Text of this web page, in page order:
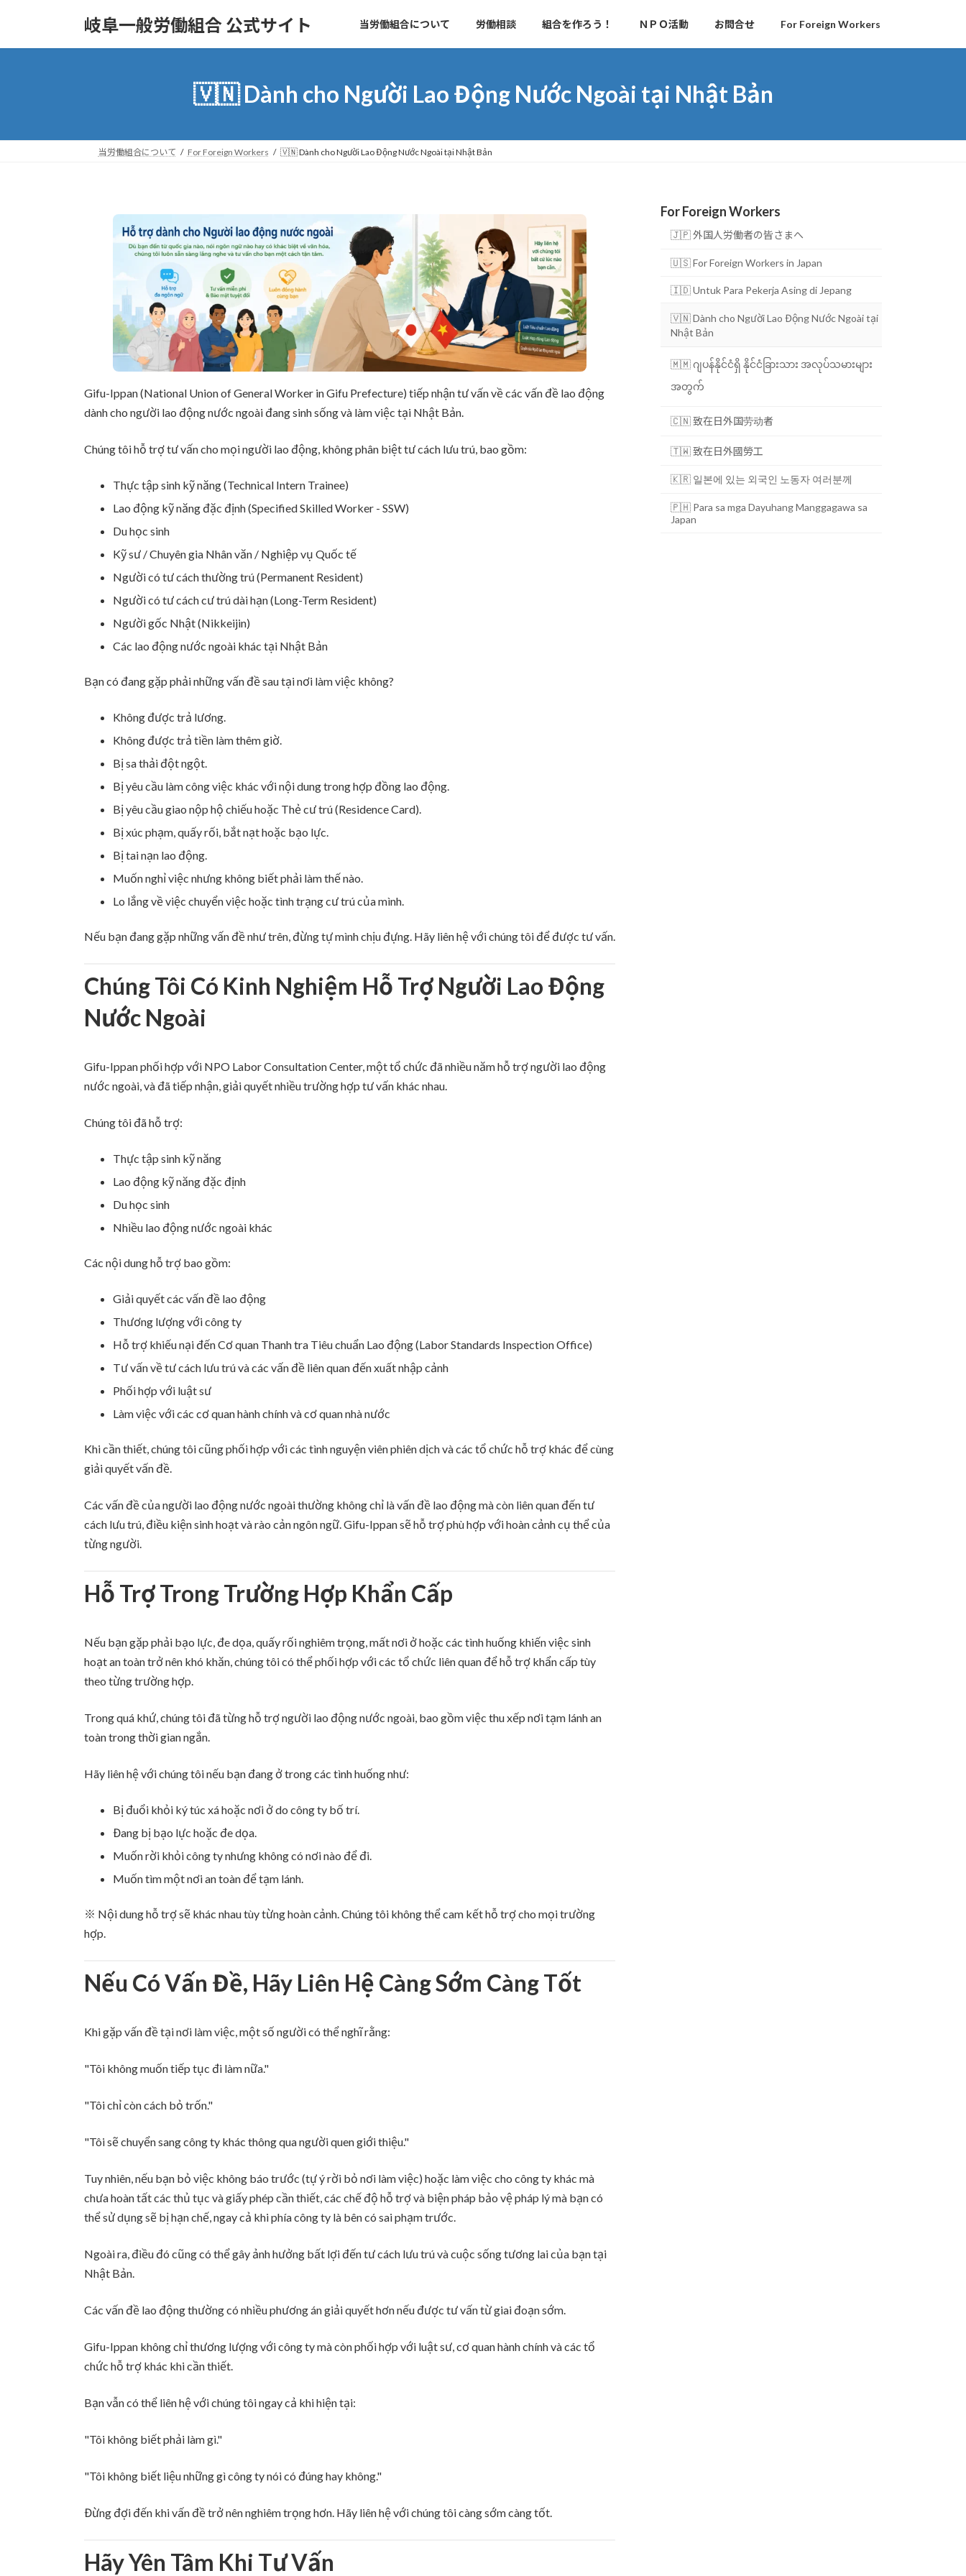
岐阜一般労働組合 公式サイト 当労働組合について 労働相談 組合を作ろう！ ＮＰＯ活動 お問合せ For Foreign Workers
🇻🇳 Dành cho Người Lao Động Nước Ngoài tại Nhật Bản
当労働組合について For Foreign Workers 🇻🇳 Dành cho Người Lao Động Nước Ngoài tại Nhật Bản
Gifu-Ippan (National Union of General Worker in Gifu Prefecture) tiếp nhận tư vấn về các vấn đề lao động
dành cho người lao động nước ngoài đang sinh sống và làm việc tại Nhật Bản.
Chúng tôi hỗ trợ tư vấn cho mọi người lao động, không phân biệt tư cách lưu trú, bao gồm:
Thực tập sinh kỹ năng (Technical Intern Trainee)
Lao động kỹ năng đặc định (Specified Skilled Worker - SSW)
Du học sinh
Kỹ sư / Chuyên gia Nhân văn / Nghiệp vụ Quốc tế
Người có tư cách thường trú (Permanent Resident)
Người có tư cách cư trú dài hạn (Long-Term Resident)
Người gốc Nhật (Nikkeijin)
Các lao động nước ngoài khác tại Nhật Bản
Bạn có đang gặp phải những vấn đề sau tại nơi làm việc không?
Không được trả lương.
Không được trả tiền làm thêm giờ.
Bị sa thải đột ngột.
Bị yêu cầu làm công việc khác với nội dung trong hợp đồng lao động.
Bị yêu cầu giao nộp hộ chiếu hoặc Thẻ cư trú (Residence Card).
Bị xúc phạm, quấy rối, bắt nạt hoặc bạo lực.
Bị tai nạn lao động.
Muốn nghỉ việc nhưng không biết phải làm thế nào.
Lo lắng về việc chuyển việc hoặc tình trạng cư trú của mình.
Nếu bạn đang gặp những vấn đề như trên, đừng tự mình chịu đựng. Hãy liên hệ với chúng tôi để được tư vấn.
Chúng Tôi Có Kinh Nghiệm Hỗ Trợ Người Lao Động
Nước Ngoài
Gifu-Ippan phối hợp với NPO Labor Consultation Center, một tổ chức đã nhiều năm hỗ trợ người lao động
nước ngoài, và đã tiếp nhận, giải quyết nhiều trường hợp tư vấn khác nhau.
Chúng tôi đã hỗ trợ:
Thực tập sinh kỹ năng
Lao động kỹ năng đặc định
Du học sinh
Nhiều lao động nước ngoài khác
Các nội dung hỗ trợ bao gồm:
Giải quyết các vấn đề lao động
Thương lượng với công ty
Hỗ trợ khiếu nại đến Cơ quan Thanh tra Tiêu chuẩn Lao động (Labor Standards Inspection Office)
Tư vấn về tư cách lưu trú và các vấn đề liên quan đến xuất nhập cảnh
Phối hợp với luật sư
Làm việc với các cơ quan hành chính và cơ quan nhà nước
Khi cần thiết, chúng tôi cũng phối hợp với các tình nguyện viên phiên dịch và các tổ chức hỗ trợ khác để cùng
giải quyết vấn đề.
Các vấn đề của người lao động nước ngoài thường không chỉ là vấn đề lao động mà còn liên quan đến tư
cách lưu trú, điều kiện sinh hoạt và rào cản ngôn ngữ. Gifu-Ippan sẽ hỗ trợ phù hợp với hoàn cảnh cụ thể của
từng người.
Hỗ Trợ Trong Trường Hợp Khẩn Cấp
Nếu bạn gặp phải bạo lực, đe dọa, quấy rối nghiêm trọng, mất nơi ở hoặc các tình huống khiến việc sinh
hoạt an toàn trở nên khó khăn, chúng tôi có thể phối hợp với các tổ chức liên quan để hỗ trợ khẩn cấp tùy
theo từng trường hợp.
Trong quá khứ, chúng tôi đã từng hỗ trợ người lao động nước ngoài, bao gồm việc thu xếp nơi tạm lánh an
toàn trong thời gian ngắn.
Hãy liên hệ với chúng tôi nếu bạn đang ở trong các tình huống như:
Bị đuổi khỏi ký túc xá hoặc nơi ở do công ty bố trí.
Đang bị bạo lực hoặc đe dọa.
Muốn rời khỏi công ty nhưng không có nơi nào để đi.
Muốn tìm một nơi an toàn để tạm lánh.
※ Nội dung hỗ trợ sẽ khác nhau tùy từng hoàn cảnh. Chúng tôi không thể cam kết hỗ trợ cho mọi trường
hợp.
Nếu Có Vấn Đề, Hãy Liên Hệ Càng Sớm Càng Tốt
Khi gặp vấn đề tại nơi làm việc, một số người có thể nghĩ rằng:
"Tôi không muốn tiếp tục đi làm nữa."
"Tôi chỉ còn cách bỏ trốn."
"Tôi sẽ chuyển sang công ty khác thông qua người quen giới thiệu."
Tuy nhiên, nếu bạn bỏ việc không báo trước (tự ý rời bỏ nơi làm việc) hoặc làm việc cho công ty khác mà
chưa hoàn tất các thủ tục và giấy phép cần thiết, các chế độ hỗ trợ và biện pháp bảo vệ pháp lý mà bạn có
thể sử dụng sẽ bị hạn chế, ngay cả khi phía công ty là bên có sai phạm trước.
Ngoài ra, điều đó cũng có thể gây ảnh hưởng bất lợi đến tư cách lưu trú và cuộc sống tương lai của bạn tại
Nhật Bản.
Các vấn đề lao động thường có nhiều phương án giải quyết hơn nếu được tư vấn từ giai đoạn sớm.
Gifu-Ippan không chỉ thương lượng với công ty mà còn phối hợp với luật sư, cơ quan hành chính và các tổ
chức hỗ trợ khác khi cần thiết.
Bạn vẫn có thể liên hệ với chúng tôi ngay cả khi hiện tại:
"Tôi không biết phải làm gì."
"Tôi không biết liệu những gì công ty nói có đúng hay không."
Đừng đợi đến khi vấn đề trở nên nghiêm trọng hơn. Hãy liên hệ với chúng tôi càng sớm càng tốt.
Hãy Yên Tâm Khi Tư Vấn
For Foreign Workers
🇯🇵 外国人労働者の皆さまへ
🇺🇸 For Foreign Workers in Japan
🇮🇩 Untuk Para Pekerja Asing di Jepang
🇻🇳 Dành cho Người Lao Động Nước Ngoài tại
Nhật Bản
🇲🇲 ဂျပန်နိုင်ငံရှိ နိုင်ငံခြားသား အလုပ်သမားများ
အတွက်
🇨🇳 致在日外国劳动者
🇹🇼 致在日外國勞工
🇰🇷 일본에 있는 외국인 노동자 여러분께
🇵🇭 Para sa mga Dayuhang Manggagawa sa
Japan